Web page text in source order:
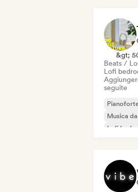
&gt;
Beats /
Lofi
seguite
Musica
Lofi